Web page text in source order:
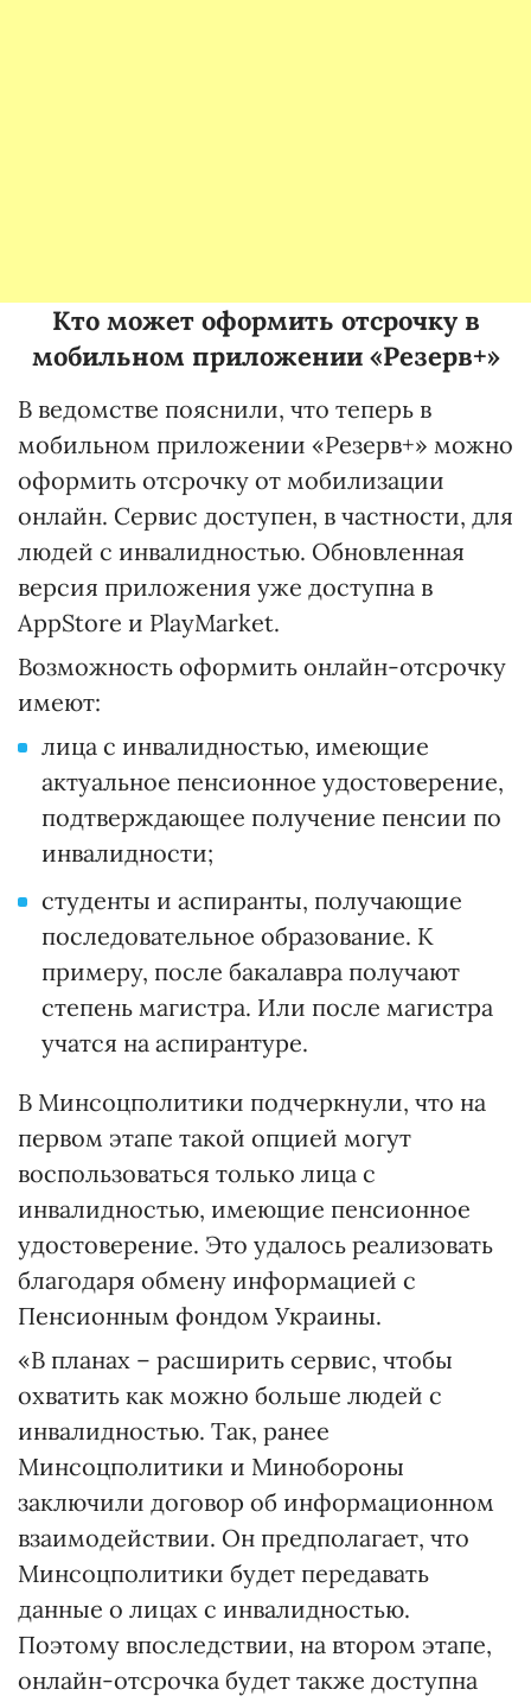
Кто может оформить отсрочку в
мобильном приложении «Резерв+»
В ведомстве пояснили, что теперь в
мобильном приложении «Резерв+» можно
оформить отсрочку от мобилизации
онлайн. Сервис доступен, в частности, для
людей с инвалидностью. Обновленная
версия приложения уже доступна в
AppStore и PlayMarket.
Возможность оформить онлайн-отсрочку
имеют:
лица с инвалидностью, имеющие
актуальное пенсионное удостоверение,
подтверждающее получение пенсии по
инвалидности;
студенты и аспиранты, получающие
последовательное образование. К
примеру, после бакалавра получают
степень магистра. Или после магистра
учатся на аспирантуре.
В Минсоцполитики подчеркнули, что на
первом этапе такой опцией могут
воспользоваться только лица с
инвалидностью, имеющие пенсионное
удостоверение. Это удалось реализовать
благодаря обмену информацией с
Пенсионным фондом Украины.
«В планах – расширить сервис, чтобы
охватить как можно больше людей с
инвалидностью. Так, ранее
Минсоцполитики и Минобороны
заключили договор об информационном
взаимодействии. Он предполагает, что
Минсоцполитики будет передавать
данные о лицах с инвалидностью.
Поэтому впоследствии, на втором этапе,
онлайн-отсрочка будет также доступна